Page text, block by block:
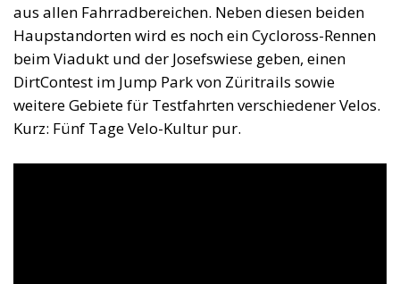
aus allen Fahrradbereichen. Neben diesen beiden
Haupstandorten wird es noch ein Cycloross-Rennen
beim Viadukt und der Josefswiese geben, einen
DirtContest im Jump Park von Züritrails sowie
weitere Gebiete für Testfahrten verschiedener Velos.
Kurz: Fünf Tage Velo-Kultur pur.